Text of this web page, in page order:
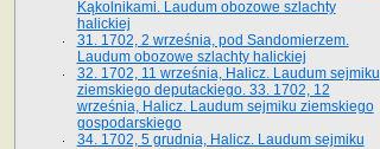
Kąkolnikami. Laudum obozowe szlachty
halickiej
31. 1702, 2 września, pod Sandomierzem.
Laudum obozowe szlachty halickiej
32. 1702, 11 września, Halicz. Laudum sejmiku
ziemskiego deputackiego. 33. 1702, 12
września, Halicz. Laudum sejmiku ziemskiego
gospodarskiego
34. 1702, 5 grudnia, Halicz. Laudum sejmiku